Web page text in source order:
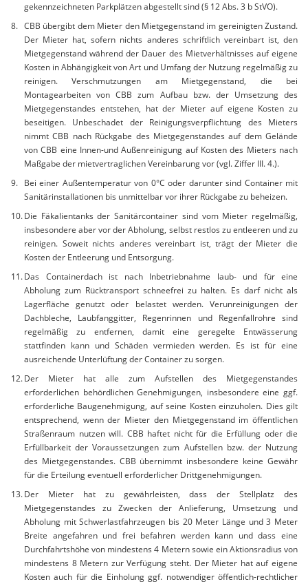
gekennzeichneten Parkplätzen abgestellt sind (§ 12 Abs. 3 b StVO).
CBB übergibt dem Mieter den Mietgegenstand im gereinigten Zustand.
Der Mieter hat, sofern nichts anderes schriftlich vereinbart ist, den
Mietgegenstand während der Dauer des Mietverhältnisses auf eigene
Kosten in Abhängigkeit von Art und Umfang der Nutzung regelmäßig zu
reinigen. Verschmutzungen am Mietgegenstand, die bei
Montagearbeiten von CBB zum Aufbau bzw. der Umsetzung des
Mietgegenstandes entstehen, hat der Mieter auf eigene Kosten zu
beseitigen. Unbeschadet der Reinigungsverpflichtung des Mieters
nimmt CBB nach Rückgabe des Mietgegenstandes auf dem Gelände
von CBB eine Innen-und Außenreinigung auf Kosten des Mieters nach
Maßgabe der mietvertraglichen Vereinbarung vor (vgl. Ziffer III. 4.).
Bei einer Außentemperatur von 0°C oder darunter sind Container mit
Sanitärinstallationen bis unmittelbar vor ihrer Rückgabe zu beheizen.
Die Fäkalientanks der Sanitärcontainer sind vom Mieter regelmäßig,
insbesondere aber vor der Abholung, selbst restlos zu entleeren und zu
reinigen. Soweit nichts anderes vereinbart ist, trägt der Mieter die
Kosten der Entleerung und Entsorgung.
Das Containerdach ist nach Inbetriebnahme laub- und für eine
Abholung zum Rücktransport schneefrei zu halten. Es darf nicht als
Lagerfläche genutzt oder belastet werden. Verunreinigungen der
Dachbleche, Laubfanggitter, Regenrinnen und Regenfallrohre sind
regelmäßig zu entfernen, damit eine geregelte Entwässerung
stattfinden kann und Schäden vermieden werden. Es ist für eine
ausreichende Unterlüftung der Container zu sorgen.
Der Mieter hat alle zum Aufstellen des Mietgegenstandes
erforderlichen behördlichen Genehmigungen, insbesondere eine ggf.
erforderliche Baugenehmigung, auf seine Kosten einzuholen. Dies gilt
entsprechend, wenn der Mieter den Mietgegenstand im öffentlichen
Straßenraum nutzen will. CBB haftet nicht für die Erfüllung oder die
Erfüllbarkeit der Voraussetzungen zum Aufstellen bzw. der Nutzung
des Mietgegenstandes. CBB übernimmt insbesondere keine Gewähr
für die Erteilung eventuell erforderlicher Drittgenehmigungen.
Der Mieter hat zu gewährleisten, dass der Stellplatz des
Mietgegenstandes zu Zwecken der Anlieferung, Umsetzung und
Abholung mit Schwerlastfahrzeugen bis 20 Meter Länge und 3 Meter
Breite angefahren und frei befahren werden kann und dass eine
Durchfahrtshöhe von mindestens 4 Metern sowie ein Aktionsradius von
mindestens 8 Metern zur Verfügung steht. Der Mieter hat auf eigene
Kosten auch für die Einholung ggf. notwendiger öffentlich-rechtlicher